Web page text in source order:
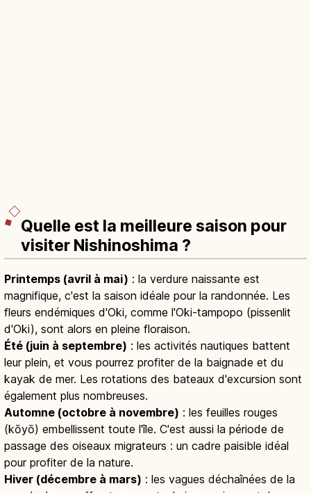
Quelle est la meilleure saison pour
visiter Nishinoshima ?
Printemps (avril à mai) : la verdure naissante est
magnifique, c'est la saison idéale pour la randonnée. Les
fleurs endémiques d'Oki, comme l'Oki-tampopo (pissenlit
d'Oki), sont alors en pleine floraison.
Été (juin à septembre) : les activités nautiques battent
leur plein, et vous pourrez profiter de la baignade et du
kayak de mer. Les rotations des bateaux d'excursion sont
également plus nombreuses.
Automne (octobre à novembre) : les feuilles rouges
(kōyō) embellissent toute l'île. C'est aussi la période de
passage des oiseaux migrateurs : un cadre paisible idéal
pour profiter de la nature.
Hiver (décembre à mars) : les vagues déchaînées de la